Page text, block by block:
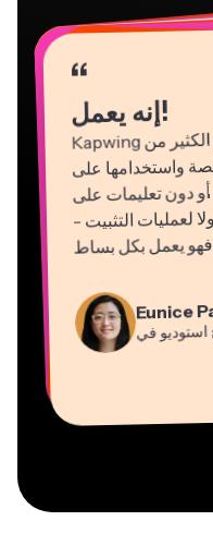
“
إنه يعمل!
Kapwing
سهل بشكل مذهل. حيث نجح الكثير من
مسوقينا في الانضمام إلى المنصة واستخدامها على
الفور بقليل من التعليمات أو دون تعليمات على
الإطلاق. لا حاجة للتنزيلات ولا لعمليات التثبيت -
فهو يعمل بكل بساط
Eunice
استوديو في
“
“
Grant
مؤسس في
مدير في
“
Kerry-lee
صانع فيديو
المحتوى
“
Martin
Heidi
التعليم
“
Natasha
Mitch
“
Dina
افتراضي